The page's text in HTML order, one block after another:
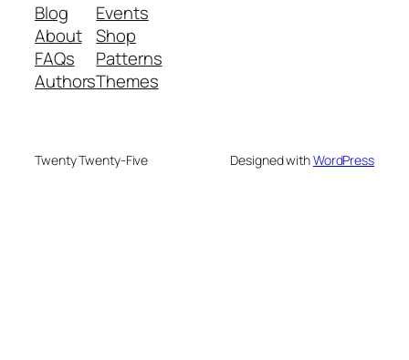
Blog
About
FAQs
Authors
Events
Shop
Patterns
Themes
Twenty Twenty-Five Designed withWordPress